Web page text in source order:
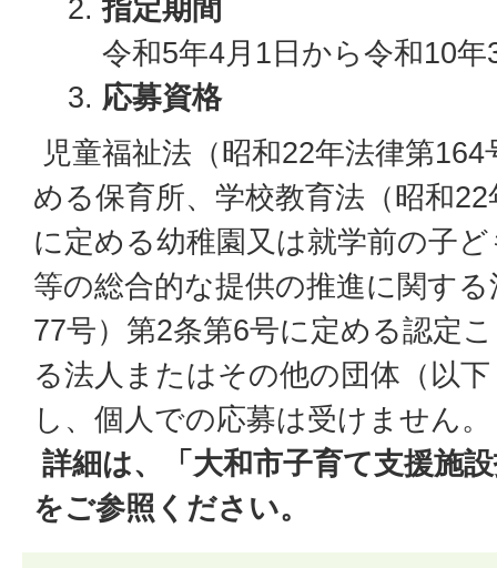
指定期間
令和5年4月1日から令和10
応募資格
児童福祉法（昭和22年法律第
める保育所、学校教育法（昭和
に定める幼稚園又は就学前の子
等の総合的な提供の推進に関す
77号）第2条第6号に定める認定
る法人またはその他の団体（以
し、個人での応募は受けません。
詳細は、「大和市子育て支援施
をご参照ください。